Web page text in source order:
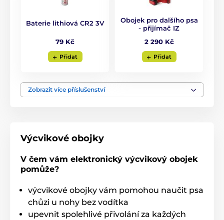
Baterie lithiová CR2 3V
79 Kč
Přidat
Obojek pro dalšího psa
- přijímač IZ
2 290 Kč
Přidat
Zobrazit více příslušenství
Výcvikové obojky
V čem vám elektronický výcvikový obojek
pomůže?
výcvikové obojky vám pomohou naučit psa
chůzi u nohy bez vodítka
upevnit spolehlivé přivolání za každých